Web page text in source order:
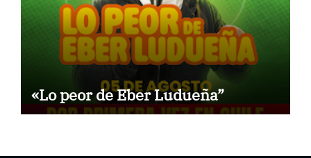
«Lo peor de Eber Ludueña”